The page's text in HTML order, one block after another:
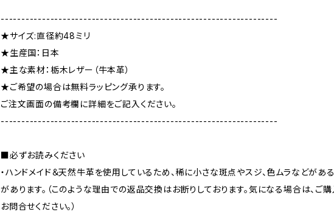
-------------------------------------------------------------------
★サイズ:直径約48ミリ
★生産国：日本
★主な素材：栃木レザー（牛本革）
★ご希望の場合は無料ラッピング承ります。
ご注文画面の備考欄に詳細をご記入ください。
-------------------------------------------------------------------
■必ずお読みください
・ハンドメイド＆天然牛革を使用しているため、稀に小さな斑点やスジ、色ムラなどがあ
があります。（このような理由での返品交換はお断りしております。気になる場合は、ご
お問合せください。）